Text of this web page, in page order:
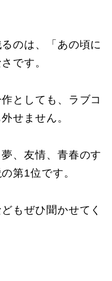
のは、「あの頃に
です。
としても、ラブコ
せません。
、友情、青春のす
第1位です。
もぜひ聞かせてく